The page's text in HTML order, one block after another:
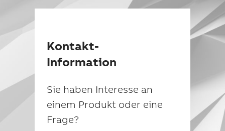
Kontakt-
Information
Sie haben Interesse an
einem Produkt oder eine
Frage?